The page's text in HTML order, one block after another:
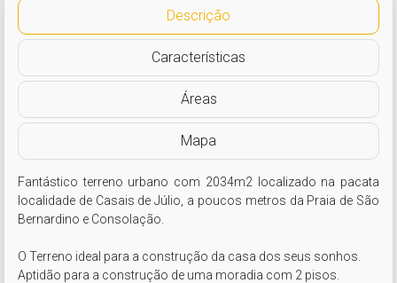
Descrição
Características
Áreas
Mapa
Fantástico terreno urbano com 2034m2 localizado na pacata
localidade de Casais de Júlio, a poucos metros da Praia de São
Bernardino e Consolação.
O Terreno ideal para a construção da casa dos seus sonhos.
Aptidão para a construção de uma moradia com 2 pisos.